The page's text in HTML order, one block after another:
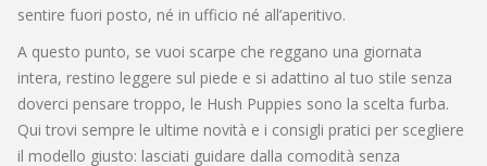
sentire fuori posto, né in ufficio né all’aperitivo.
A questo punto, se vuoi scarpe che reggano una giornata
intera, restino leggere sul piede e si adattino al tuo stile senza
doverci pensare troppo, le Hush Puppies sono la scelta furba.
Qui trovi sempre le ultime novità e i consigli pratici per scegliere
il modello giusto: lasciati guidare dalla comodità senza